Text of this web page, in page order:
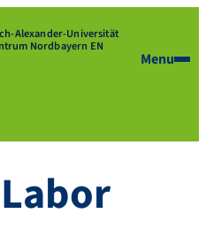
Alexander-Universität
Nordbayern EN
Menu